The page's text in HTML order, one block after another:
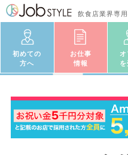
飲食店業界専
初めての
方へ
お仕事
情報
を